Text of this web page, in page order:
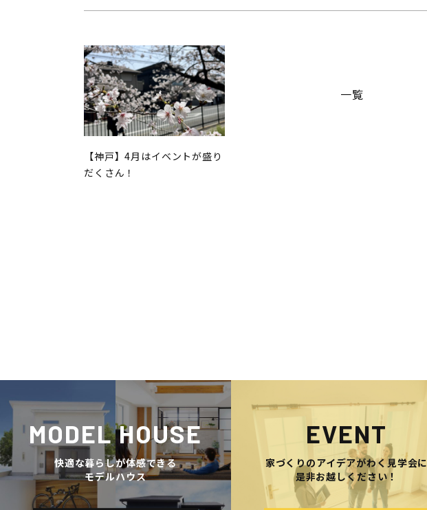
【神戸】4月はイベントが盛り
だくさん！
一覧
MODEL HOUSE
快適な暮らしが体感できる
モデルハウス
EVENT
家づくりのアイデアがわく見学会に
是非お越しください！